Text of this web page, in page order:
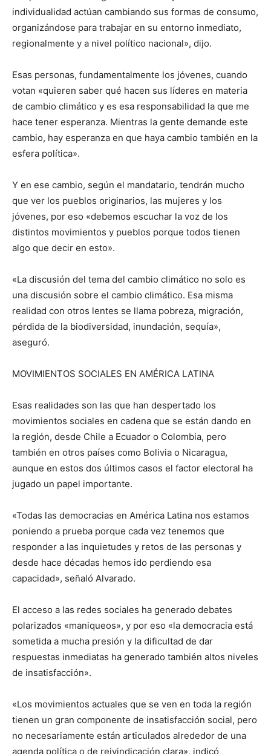
individualidad actúan cambiando sus formas de consumo,
organizándose para trabajar en su entorno inmediato,
regionalmente y a nivel político nacional», dijo.
Esas personas, fundamentalmente los jóvenes, cuando
votan «quieren saber qué hacen sus líderes en materia
de cambio climático y es esa responsabilidad la que me
hace tener esperanza. Mientras la gente demande este
cambio, hay esperanza en que haya cambio también en la
esfera política».
Y en ese cambio, según el mandatario, tendrán mucho
que ver los pueblos originarios, las mujeres y los
jóvenes, por eso «debemos escuchar la voz de los
distintos movimientos y pueblos porque todos tienen
algo que decir en esto».
«La discusión del tema del cambio climático no solo es
una discusión sobre el cambio climático. Esa misma
realidad con otros lentes se llama pobreza, migración,
pérdida de la biodiversidad, inundación, sequía»,
aseguró.
MOVIMIENTOS SOCIALES EN AMÉRICA LATINA
Esas realidades son las que han despertado los
movimientos sociales en cadena que se están dando en
la región, desde Chile a Ecuador o Colombia, pero
también en otros países como Bolivia o Nicaragua,
aunque en estos dos últimos casos el factor electoral ha
jugado un papel importante.
«Todas las democracias en América Latina nos estamos
poniendo a prueba porque cada vez tenemos que
responder a las inquietudes y retos de las personas y
desde hace décadas hemos ido perdiendo esa
capacidad», señaló Alvarado.
El acceso a las redes sociales ha generado debates
polarizados «maniqueos», y por eso «la democracia está
sometida a mucha presión y la dificultad de dar
respuestas inmediatas ha generado también altos niveles
de insatisfacción».
«Los movimientos actuales que se ven en toda la región
tienen un gran componente de insatisfacción social, pero
no necesariamente están articulados alrededor de una
agenda política o de reivindicación clara», indicó